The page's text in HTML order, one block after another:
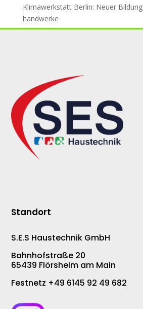
Klimawerkstatt Berlin: Neuer
handwerke
Standort
S.E.S Haustechnik GmbH
Bahnhofstraße 20
65439 Flörsheim am Main
Festnetz +49 6145 92 49 682